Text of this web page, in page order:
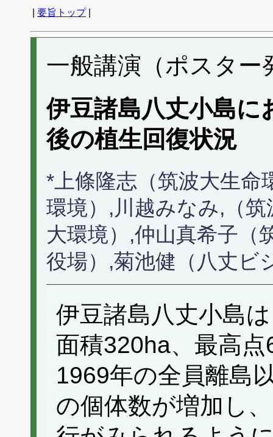
要旨トップ|
一般講演（ポスター
伊豆諸島八丈小島に
後の植生回復状況
*上條隆志（筑波大生命
環境）,川越みなみ,（
大環境）,仲山真希子（
役場）,菊池健（八丈ビ
伊豆諸島八丈小島
面積320ha、最高
1969年の全員離島
の個体数が増加し